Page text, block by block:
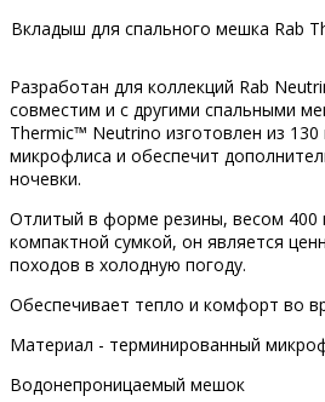
Вкладыш для спального мешка Rab
Разработан для коллекций Rab
совместим и с другими спальными
Thermic™ Neutrino изготовлен из 130
микрофлиса и обеспечит
ночевки.
Отлитый в форме резины, весом 400
компактной сумкой, он является
походов в холодную погоду.
Обеспечивает тепло и комфорт во
Материал - терминированный
Водонепроницаемый мешок